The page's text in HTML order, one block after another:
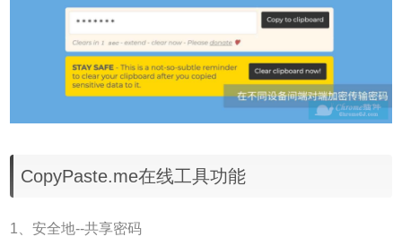
CopyPaste.me在线工具功能
1、安全地--共享密码